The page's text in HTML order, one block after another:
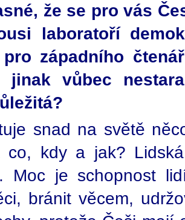
že se pro vás
laboratoří
pro západního
jinak vůbec
snad na světě
co, kdy a jak?
Moc je schopnost
bránit věcem,